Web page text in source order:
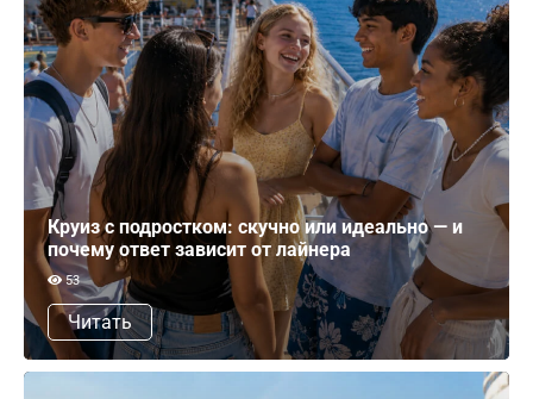
Круиз с подростком: скучно или идеально — и
почему ответ зависит от лайнера
53
Читать